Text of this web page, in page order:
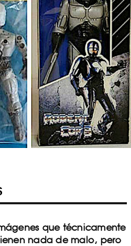
que técnicamente
nada de malo, pero